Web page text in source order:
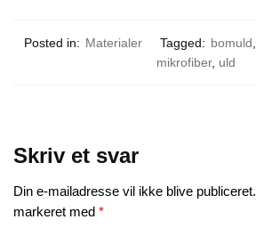
Posted in: Materialer Tagged: bomuld
mikrofiber, uld
Skriv et svar
Din e-mailadresse vil ikke blive publiceret.
markeret med *